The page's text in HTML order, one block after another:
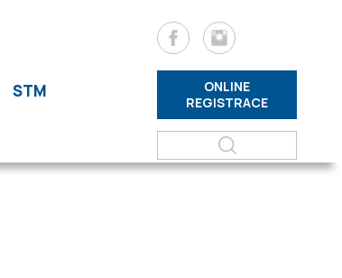
STM
ONLINE
REGISTRACE